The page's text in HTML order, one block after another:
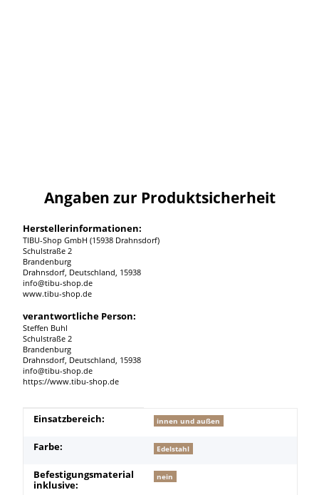
Angaben zur Produktsicherheit
Herstellerinformationen:
TIBU-Shop GmbH (15938 Drahnsdorf)
Schulstraße 2
Brandenburg
Drahnsdorf, Deutschland, 15938
info@tibu-shop.de
www.tibu-shop.de
verantwortliche Person:
Steffen Buhl
Schulstraße 2
Brandenburg
Drahnsdorf, Deutschland, 15938
info@tibu-shop.de
https://www.tibu-shop.de
Produkteigenschaft
Wert
Einsatzbereich: innen und außen
Farbe: Edelstahl
Befestigungsmaterial
inklusive:
nein